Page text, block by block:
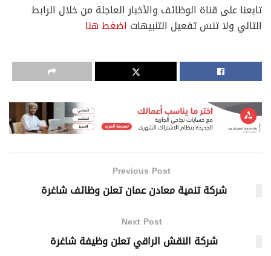
تابعنا على قناة الوظائف والأخبار العاجلة من خلال الرابط
التالي ولا تنسَ تفعيل التنبيهات اضغط هنا
Previous Post
شركة تنمية معادن عمان تعلن وظائف شاغرة
Next Post
شركة النقش الراقي تعلن وظيفة شاغرة